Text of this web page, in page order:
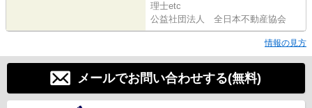
理士etc
公益社団法人 全日本不動産協会
情報の見方
メールでお問い合わせする(無料)